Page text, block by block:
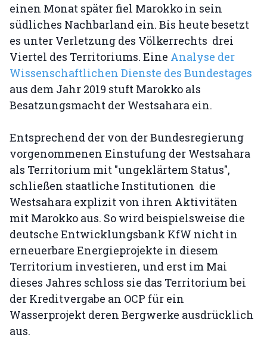
einen Monat später fiel Marokko in sein
südliches Nachbarland ein. Bis heute besetzt
es unter Verletzung des Völkerrechts drei
Viertel des Territoriums. Eine Analyse der
Wissenschaftlichen Dienste des Bundestages
aus dem Jahr 2019 stuft Marokko als
Besatzungsmacht der Westsahara ein.
Entsprechend der von der Bundesregierung
vorgenommenen Einstufung der Westsahara
als Territorium mit "ungeklärtem Status",
schließen staatliche Institutionen die
Westsahara explizit von ihren Aktivitäten
mit Marokko aus. So wird beispielsweise die
deutsche Entwicklungsbank KfW nicht in
erneuerbare Energieprojekte in diesem
Territorium investieren, und erst im Mai
dieses Jahres schloss sie das Territorium bei
der Kreditvergabe an OCP für ein
Wasserprojekt deren Bergwerke ausdrücklich
aus.